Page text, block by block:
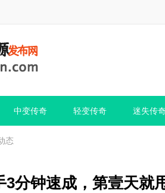
中变传奇 轻变传奇 迷失传
态
3分钟速成，第壹天就